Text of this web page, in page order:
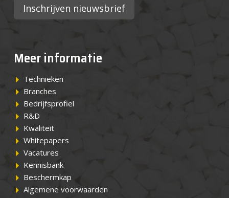
Inschrijven nieuwsbrief
Meer informatie
Technieken
Branches
Bedrijfsprofiel
R&D
Kwaliteit
Whitepapers
Vacatures
Kennisbank
Beschermkap
Algemene voorwaarden